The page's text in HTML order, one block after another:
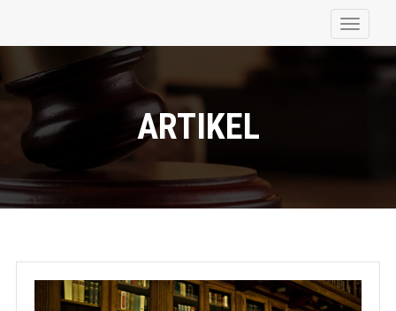
Toggle
ARTIKEL